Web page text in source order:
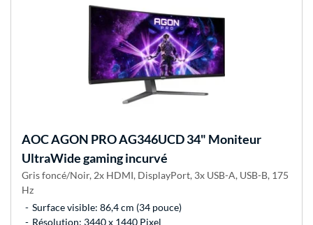
AOCAGON PRO AG346UCD 34" Moniteur
UltraWide gaming incurvé
Gris foncé/Noir, 2x HDMI, DisplayPort, 3x USB-A, USB-B, 175
Hz
Surface visible: 86,4 cm (34 pouce)
Résolution: 3440 x 1440 Pixel